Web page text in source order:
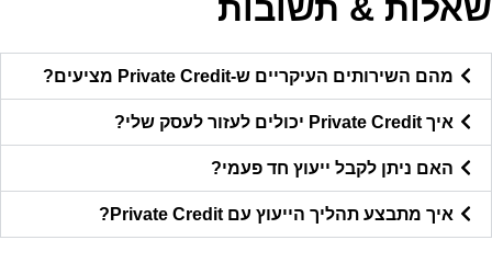
שאלות & תשובות
מהם השירותים העיקריים ש-Private Credit מציעים?
איך Private Credit יכולים לעזור לעסק שלי?
האם ניתן לקבל ייעוץ חד פעמי?
איך מתבצע תהליך הייעוץ עם Private Credit?